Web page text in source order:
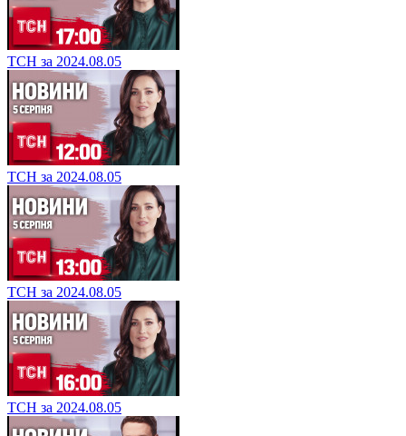
ТСН за 2024.08.05
ТСН за 2024.08.05
ТСН за 2024.08.05
ТСН за 2024.08.05